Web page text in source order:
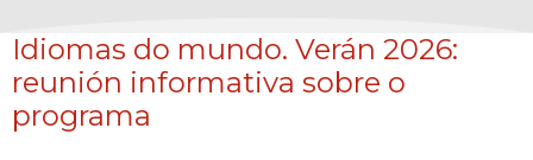
Idiomas do mundo. Verán 2026:
reunión informativa sobre o
programa